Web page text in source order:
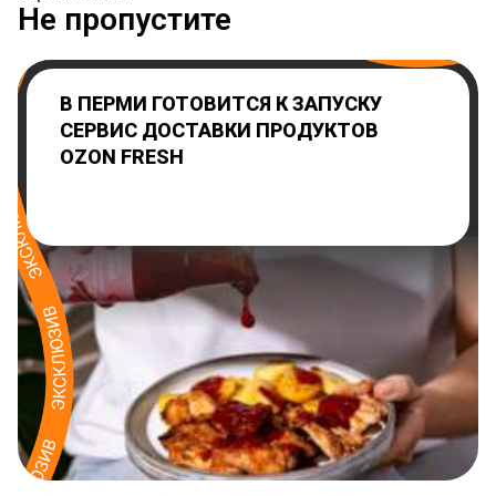
Не пропустите
В ПЕРМИ ГОТОВИТСЯ К ЗАПУСКУ
СЕРВИС ДОСТАВКИ ПРОДУКТОВ
OZON FRESH